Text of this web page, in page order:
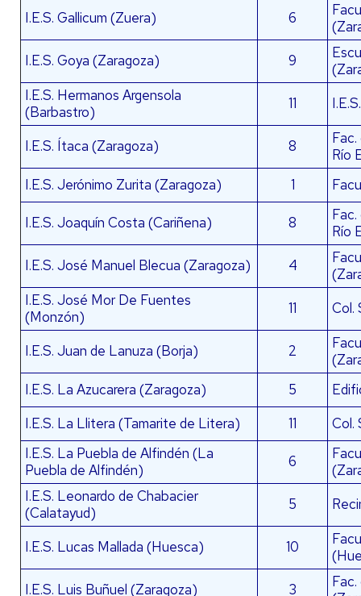
I.E.S. Gallicum (Zuera) 6
I.E.S. Goya (Zaragoza)
9
I.E.S. Hermanos Argensola
(Barbastro)
11
I.E.S. Ítaca (Zaragoza) 8
Río
I.E.S. Jerónimo Zurita (Zaragoza)
1
I.E.S. Joaquín Costa (Cariñena) 8
Río
I.E.S. José Manuel Blecua (Zaragoza)
4
I.E.S. José Mor De Fuentes
(Monzón)
11 Col.
I.E.S. Juan de Lanuza (Borja) 2
I.E.S. La Azucarera (Zaragoza)
5
I.E.S. La Llitera (Tamarite de Litera)
11
Col.
I.E.S. La Puebla de Alfindén (La
Puebla de Alfindén)
6
I.E.S. Leonardo de Chabacier
(Calatayud)
5
I.E.S. Lucas Mallada (Huesca) 10
I.E.S. Luis Buñuel (Zaragoza)
3